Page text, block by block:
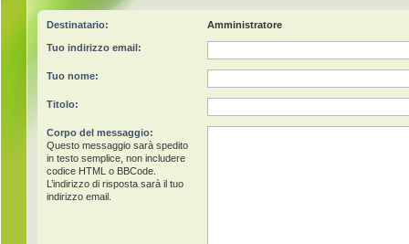
Destinatario: Amministratore
Tuo indirizzo email:
Tuo nome:
Titolo:
Corpo del messaggio:
Questo messaggio sarà spedito
in testo semplice, non includere
codice HTML o BBCode.
L’indirizzo di risposta sarà il tuo
indirizzo email.